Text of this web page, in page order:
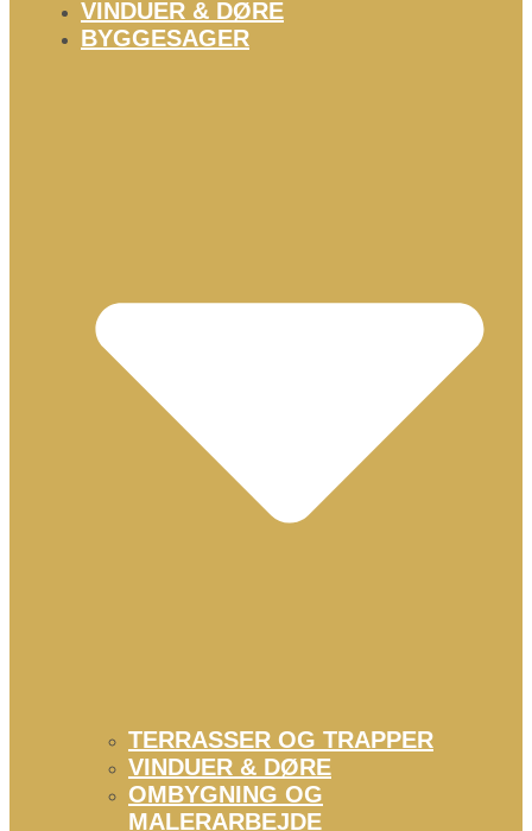
VINDUER & DØRE
BYGGESAGER
TERRASSER OG TRAPPER
VINDUER & DØRE
OMBYGNING OG
MALERARBEJDE